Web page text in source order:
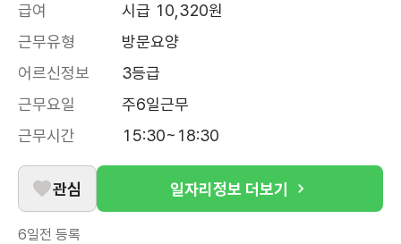
급여
시급 10,320원
근무유형
방문요양
어르신정보
3등급
근무요일
주6일근무
근무시간
15:30~18:30
관심 일자리정보 더보기
6일전 등록